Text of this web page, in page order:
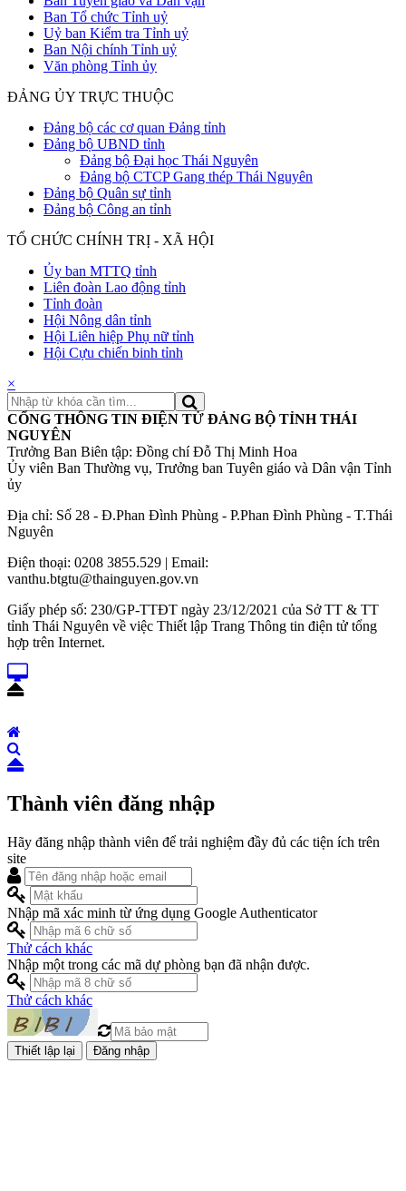
Ban Tổ chức Tỉnh uỷ
Uỷ ban Kiểm tra Tỉnh uỷ
Ban Nội chính Tỉnh uỷ
Văn phòng Tỉnh ủy
ĐẢNG ỦY TRỰC THUỘC
Đảng bộ các cơ quan Đảng tỉnh
Đảng bộ UBND tỉnh
Đảng bộ Đại học Thái Nguyên
Đảng bộ CTCP Gang thép Thái Nguyên
Đảng bộ Quân sự tỉnh
Đảng bộ Công an tỉnh
TỔ CHỨC CHÍNH TRỊ - XÃ HỘI
Ủy ban MTTQ tỉnh
Liên đoàn Lao động tỉnh
Tỉnh đoàn
Hội Nông dân tỉnh
Hội Liên hiệp Phụ nữ tỉnh
Hội Cựu chiến binh tỉnh
×
CỔNG THÔNG TIN ĐIỆN TỬ ĐẢNG BỘ TỈNH THÁI
NGUYÊN
Trưởng Ban Biên tập: Đồng chí Đỗ Thị Minh Hoa
Ủy viên Ban Thường vụ, Trưởng ban Tuyên giáo và Dân vận Tỉnh
ủy
Địa chỉ: Số 28 - Đ.Phan Đình Phùng - P.Phan Đình Phùng - T.Thái
Nguyên
Điện thoại: 0208 3855.529 | Email:
vanthu.btgtu@thainguyen.gov.vn
Giấy phép số: 230/GP-TTĐT ngày 23/12/2021 của Sở TT & TT
tỉnh Thái Nguyên về việc Thiết lập Trang Thông tin điện tử tổng
hợp trên Internet.
Thành viên đăng nhập
Hãy đăng nhập thành viên để trải nghiệm đầy đủ các tiện ích trên
site
Nhập mã xác minh từ ứng dụng Google Authenticator
Thử cách khác
Nhập một trong các mã dự phòng bạn đã nhận được.
Thử cách khác
Đăng nhập